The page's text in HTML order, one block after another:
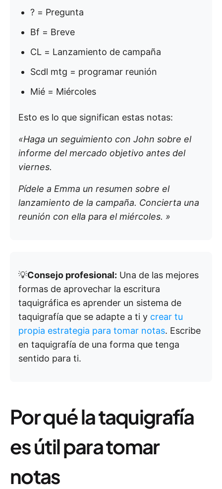
? = Pregunta
Bf = Breve
CL = Lanzamiento de campaña
Scdl mtg = programar reunión
Mié = Miércoles
Esto es lo que significan estas notas:
«Haga un seguimiento con John sobre el
informe del mercado objetivo antes del
viernes.
Pídele a Emma un resumen sobre el
lanzamiento de la campaña. Concierta una
reunión con ella para el miércoles. »
💡Consejo profesional: Una de las mejores
formas de aprovechar la escritura
taquigráfica es aprender un sistema de
taquigrafía que se adapte a ti y crear tu
propia estrategia para tomar notas. Escribe
en taquigrafía de una forma que tenga
sentido para ti.
Por qué la taquigrafía
es útil para tomar
notas